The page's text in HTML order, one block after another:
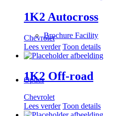
Brochure Facility
Opties
1K2 Autocross
Chevrolet
Lees verder Toon details
1K2 Off-road
Chevrolet
Lees verder Toon details